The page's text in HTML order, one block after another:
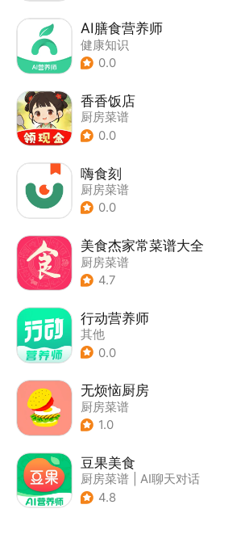
AI膳食营养师
健康知识
0.0
香香饭店
厨房菜谱
0.0
嗨食刻
厨房菜谱
0.0
美食杰家常菜谱大全
厨房菜谱
4.7
行动营养师
其他
0.0
无烦恼厨房
厨房菜谱
1.0
豆果美食
厨房菜谱
AI聊天对话
4.8